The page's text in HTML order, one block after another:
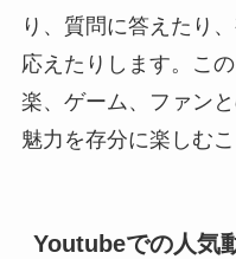
り、質問に答えたり
応えたりします。こ
楽、ゲーム、ファン
魅力を存分に楽しむこ
Youtubeでの人気